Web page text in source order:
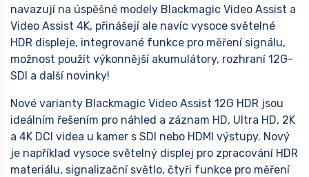
navazují na úspěšné modely Blackmagic Video Assist a
Video Assist 4K, přinášejí ale navíc vysoce světelné
HDR displeje, integrované funkce pro měření signálu,
možnost použít výkonnější akumulátory, rozhraní 12G-
SDI a další novinky!
Nové varianty Blackmagic Video Assist 12G HDR jsou
ideálním řešením pro náhled a záznam HD, Ultra HD, 2K
a 4K DCI videa u kamer s SDI nebo HDMI výstupy. Nový
je například vysoce světelný displej pro zpracování HDR
materiálu, signalizační světlo, čtyři funkce pro měření